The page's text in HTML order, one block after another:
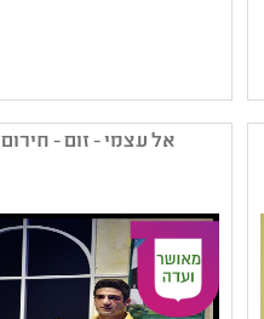
תאטרון פרינג' נצרת
קטגוריה: בשפה הערבית
,תיאטרון נוער
קהל יעד: ז - יב
נושאים: תשפב ,תרבות
עולם
אל עצמי - זום - חירום